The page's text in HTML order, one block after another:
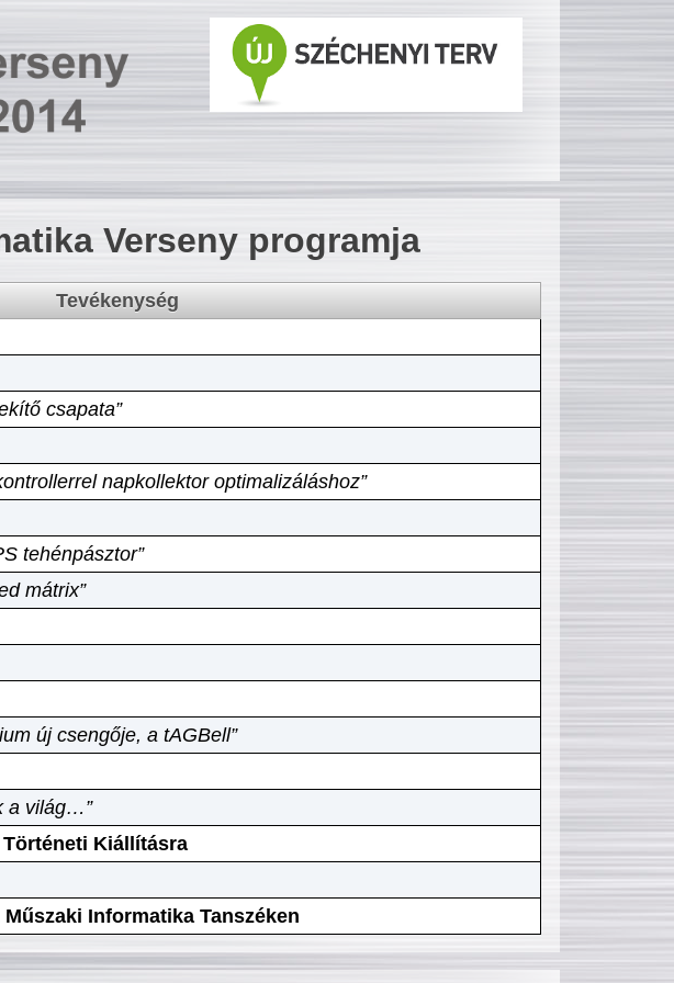
Verseny programja
Tevékenység
csapata”
napkollektor optimalizáláshoz”
tehénpásztor”
mátrix”
új csengője, a tAGBell”
a világ…”
Kiállításra
Informatika Tanszéken